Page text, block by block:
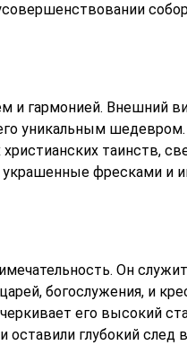
и гармонией. Внешний
уникальным
таинств,
фресками и
Он
богослужения, и
его высокий
глубокий след